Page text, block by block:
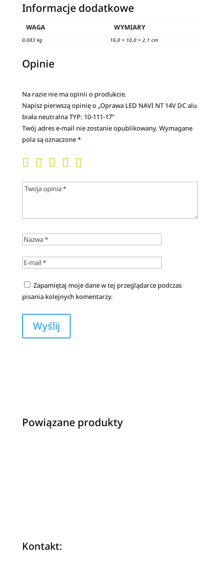
Informacje dodatkowe
WAGA
0,083 kg
WYMIARY
16,0 × 10,0 × 2,1 cm
Opinie
Na razie nie ma opinii o produkcie.
Napisz pierwszą opinię o „Oprawa LED NAVI NT 14V DC alu
biała neutralna TYP: 10-111-17”
Twój adres e-mail nie zostanie opublikowany. Wymagane
pola są oznaczone*
Zapamiętaj moje dane w tej przeglądarce podczas
pisania kolejnych komentarzy.
t
Powiązane produkty
Kontakt: